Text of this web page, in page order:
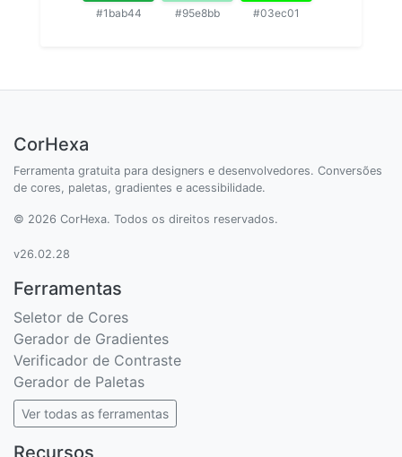
#1bab44 #95e8bb #03ec01
CorHexa
Ferramenta gratuita para designers e desenvolvedores. Conversões
de cores, paletas, gradientes e acessibilidade.
© 2026 CorHexa. Todos os direitos reservados.
v26.02.28
Ferramentas
Seletor de Cores
Gerador de Gradientes
Verificador de Contraste
Gerador de Paletas
Ver todas as ferramentas
Recursos